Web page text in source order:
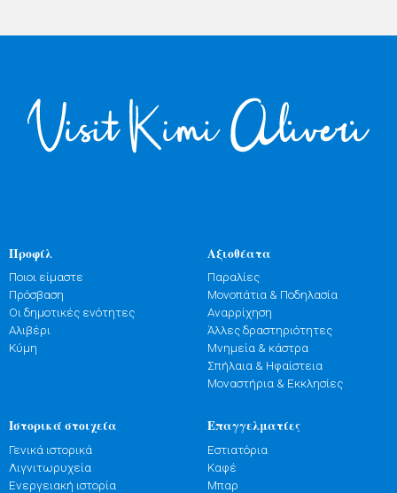
Προφίλ
Ποιοι είμαστε
Πρόσβαση
Οι δημοτικές ενότητες
Αλιβέρι
Κύμη
Αξιοθέατα
Παραλίες
Μονοπάτια & Ποδηλασία
Αναρρίχηση
Άλλες δραστηριότητες
Μνημεία & κάστρα
Σπήλαια & Ηφαίστεια
Μοναστήρια & Εκκλησίες
Ιστορικά στοιχεία
Γενικά ιστορικά
Λιγνιτωρυχεία
Ενεργειακή ιστορία
Επαγγελματίες
Εστιατόρια
Καφέ
Μπαρ